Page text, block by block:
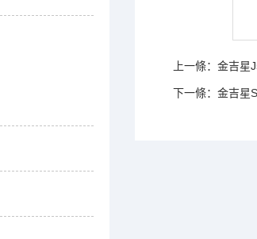
上一條： 金吉星
下一條： 金吉星